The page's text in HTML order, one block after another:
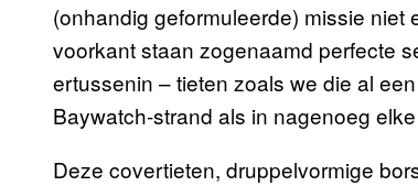
(onhandig geformuleerde) missie niet
voorkant staan zogenaamd perfecte
ertussenin – tieten zoals we die al
Baywatch-strand als in nagenoeg
Deze covertieten, druppelvormige